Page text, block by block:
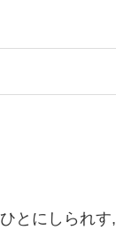
とにしられす,